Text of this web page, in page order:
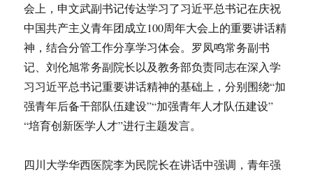
会上，申文武副书记传达学习了习近平总书记在庆祝
中国共产主义青年团成立100周年大会上的重要讲话精
神，结合分管工作分享学习体会。罗凤鸣常务副书
记、刘伦旭常务副院长以及教务部负责同志在深入学
习习近平总书记重要讲话精神的基础上，分别围绕“加
强青年后备干部队伍建设”“加强青年人才队伍建设”
“培育创新医学人才”进行主题发言。
四川大学华西医院李为民院长在讲话中强调，青年强